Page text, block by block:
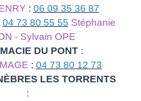
: 06 09 35 36 87
04 73 80 55 55 Stéphanie
- Sylvain OPE
DU PONT:
: 04 73 80 12 73
LES TORRENTS
: